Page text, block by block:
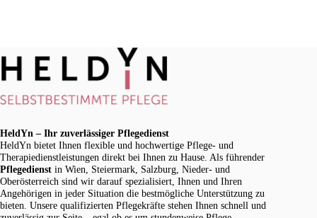
HeldYn – Ihr zuverlässiger Pflegedienst
HeldYn bietet Ihnen flexible und hochwertige Pflege- und
Therapiedienstleistungen direkt bei Ihnen zu Hause. Als führender
Pflegedienst in Wien, Steiermark, Salzburg, Nieder- und
Oberösterreich sind wir darauf spezialisiert, Ihnen und Ihren
Angehörigen in jeder Situation die bestmögliche Unterstützung zu
bieten. Unsere qualifizierten Pflegekräfte stehen Ihnen schnell und